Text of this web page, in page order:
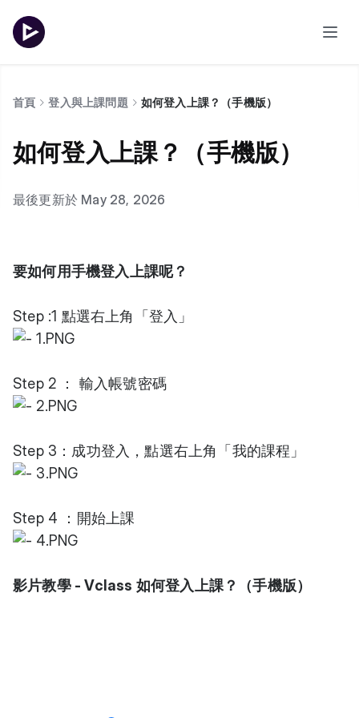
首頁 登入與上課問題 如何登入上課？（手機版）
如何登入上課？（手機版）
最後更新於 May 28, 2026
要如何用手機登入上課呢？
Step :1 點選右上角「登入」
Step 2 ： 輸入帳號密碼
Step 3：成功登入，點選右上角「我的課程」
Step 4 ：開始上課
影片教學 - Vclass 如何登入上課？（手機版）